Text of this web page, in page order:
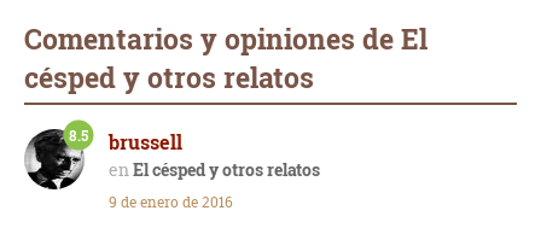
Comentarios y opiniones de El
césped y otros relatos
brussell
El césped y otros relatos
8.5
9 de enero de 2016